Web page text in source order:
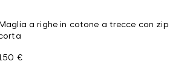
a righe in cotone a trecce con zip
€